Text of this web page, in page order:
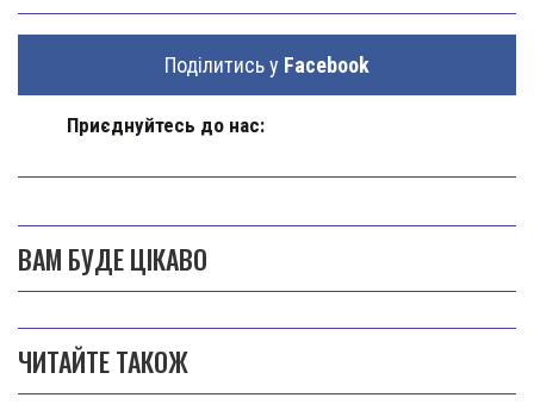
Поділитись у Facebook
Приєднуйтесь до нас:
ВАМ БУДЕ ЦІКАВО
ЧИТАЙТЕ ТАКОЖ